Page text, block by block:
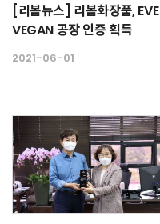
[리봄뉴스] 리봄화장품, EVE
VEGAN 공장 인증 획득
2021-06-01